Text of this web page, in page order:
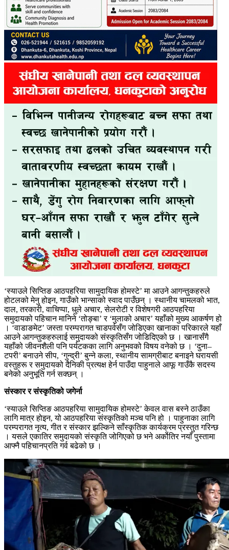
‘स्याउले सिप्तिङ आठपहरिया सामुदायिक होमस्टे’ मा आउने आगन्तुकहरुले
होटलको मेनु होइन, गाउँको भान्साको स्वाद पाउँछन् । स्थानीय चामलको भात,
दाल, तरकारी, वाचिप्पा, धुले अचार, सेलरोटी र विशेषगरी आठपहरिया
समुदायको पहिचान मानिने ‘तोङ्बा’ र ‘मुलाको अचार’ यहाँको मुख्य आकर्षण हो
। ‘वाडाङमेट’ जस्ता परम्परागत चाडपर्वसँग जोडिएका खानाका परिकारले यहाँ
आउने आगन्तुकहरुलाई समुदायको संस्कृतिसँग जोडिदिएको छ । खानासँगै
यहाँको जीवनशैली पनि पर्यटकका लागि अनुभवको विषय वनेको छ । ‘दुना–
टपरी’ बनाउने सीप, ‘गुन्द्री’ बुन्ने कला, स्थानीय सामग्रीबाट बनाइने घरायसी
वस्तुहरू र समुदायको दैनिकी प्रत्यक्ष हेर्न पाउँदा पाहुनाले आफू गाउँकै सदस्य
बनेको अनुभूति गर्न सक्छन् ।
संस्कार र संस्कृतिको जगेर्ना
‘स्याउले सिप्तिङ आठपहरिया सामुदायिक होमस्टे’ केवल वास बस्ने ठाउँका
लागि मात्र होइन, यो आठपहरिया संस्कृतिको मञ्च पनि हो । पाहुनाका लागि
परम्परागत नृत्य, गीत र संस्कार झल्किने साँस्कृतिक कार्यक्रम प्रस्तुत गरिन्छ
। यसले एकातिर समुदायको संस्कृति जोगिएको छ भने अर्काेतिर नयाँ पुस्तामा
आफ्नै पहिचानप्रति गर्व बढेको छ ।